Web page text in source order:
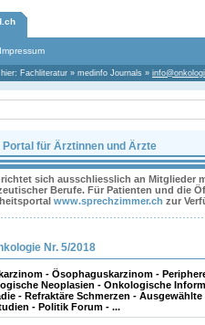
Impressum
Fachliteratur » medinfo Journals »
Portal für Ärztinnen und Ärzte
richtet sich ausschliesslich an Mitglieder
Berufe. Für Patienten und die
www.sprechzimmer.ch zur
Nr. 5/2018
- Ösophaguskarzinom -
Neoplasien - Onkologische
- Refraktäre Schmerzen -
- Politik Forum - ...